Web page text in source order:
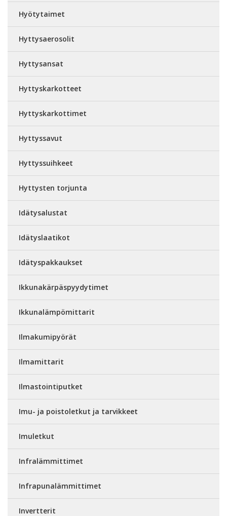
Hyötytaimet
Hyttysaerosolit
Hyttysansat
Hyttyskarkotteet
Hyttyskarkottimet
Hyttyssavut
Hyttyssuihkeet
Hyttysten torjunta
Idätysalustat
Idätyslaatikot
Idätyspakkaukset
Ikkunakärpäspyydytimet
Ikkunalämpömittarit
Ilmakumipyörät
Ilmamittarit
Ilmastointiputket
Imu- ja poistoletkut ja tarvikkeet
Imuletkut
Infralämmittimet
Infrapunalämmittimet
Invertterit